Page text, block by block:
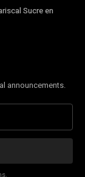
Sucre en
announcements.